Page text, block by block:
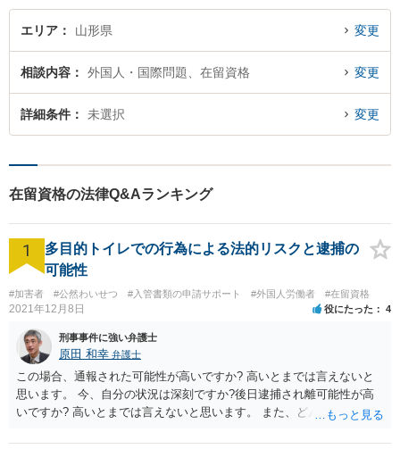
エリア 山形県 変更
相談内容 外国人・国際問題、在留資格 変更
詳細条件 未選択 変更
在留資格の法律Q&Aランキング
1
多目的トイレでの行為による法的リスクと逮捕の
可能性
#加害者 #公然わいせつ #入管書類の申請サポート #外国人労働者 #在留資格
2021年12月8日 役にたった 4
刑事事件に強い弁護士
原田 和幸 弁護士
この場合、通報された可能性が高いですか? 高いとまでは言えないと
思います。 今、自分の状況は深刻ですか?後日逮捕され離可能性が高
いですか? 高いとまでは言えないと思います。 また、どんな犯罪をし